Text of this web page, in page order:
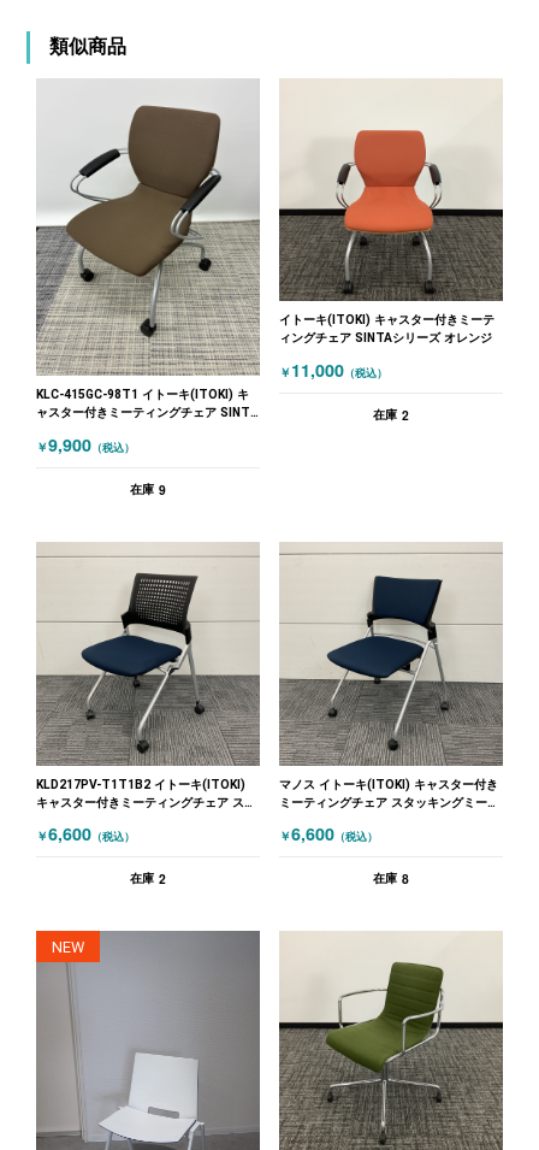
類似商品
KLC-415GC-98T1 イトーキ(ITOKI) キ
ャスター付きミーティングチェア SINTA
￥9,900 （税込）
在庫 9
イトーキ(ITOKI) キャスター付きミーテ
ィングチェア SINTAシリーズ オレンジ
￥ 11,000 （税込）
在庫 2
KLD217PV-T1T1B2 イトーキ(ITOKI)
キャスター付きミーティングチェア スタ
イビー
￥6,600 （税込）
在庫 2
マノス イトーキ(ITOKI) キャスター付き
ミーティングチェア スタッキングミーテ
￥6,600 （税込）
在庫 8
NEW